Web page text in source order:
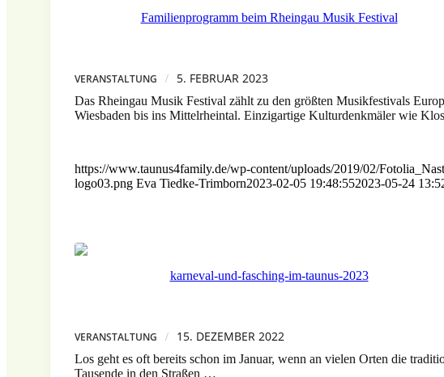
VERANSTALTUNG / 5. FEBRUAR 2023
Das Rheingau Musik Festival zählt zu den größten Musikfestivals
Wiesbaden bis ins Mittelrheintal. Einzigartige Kulturdenkmäler wie
https://www.taunus4family.de/wp-content/uploads/2019/02/
logo03.png Eva Tiedke-Trimborn2023-02-05 19:48:552023-05-24
VERANSTALTUNG / 15. DEZEMBER 2022
Los geht es oft bereits schon im Januar, wenn an vielen Orten die
Tausende in den Straßen …